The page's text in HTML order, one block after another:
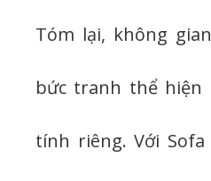
Tóm lại, không
bức tranh thể hiện
tính riêng. Với